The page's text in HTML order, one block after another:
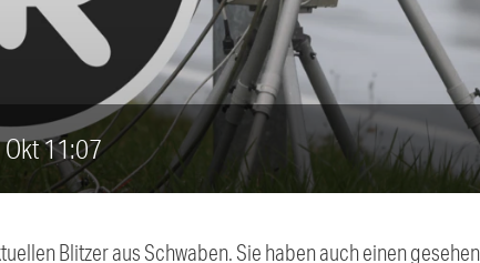
Okt 11:07
Blitzer aus Schwaben. Sie haben auch einen